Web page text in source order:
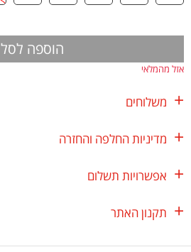
הוספה לסל
אזל מהמלאי
משלוחים
מדיניות החלפה והחזרה
אפשרויות תשלום
תקנון האתר